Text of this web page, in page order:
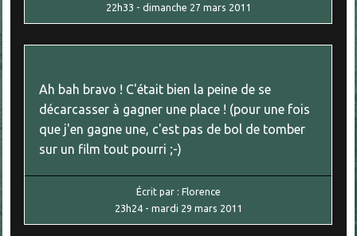
22h33 - dimanche 27 mars 2011
Ah bah bravo ! C'était bien la peine de se
décarcasser à gagner une place ! (pour une fois
que j'en gagne une, c'est pas de bol de tomber
sur un film tout pourri ;-)
Écrit par : Florence
23h24- mardi 29 mars 2011